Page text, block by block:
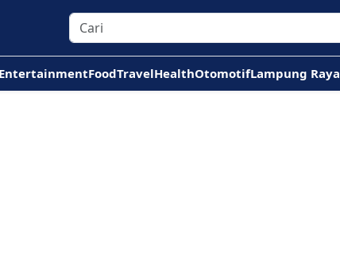
EntertainmentFoodTravelHealthOtomotifLampung Raya